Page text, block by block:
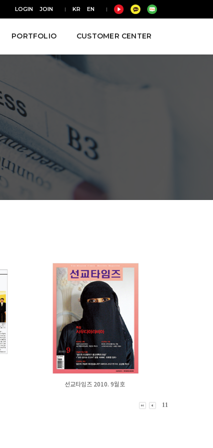
LOGIN JOIN KR EN
PORTFOLIO CUSTOMER CENTER
선교타임즈 2010. 9월호
11